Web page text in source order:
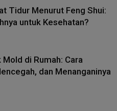
Tidur Menurut Feng Shui:
untuk Kesehatan?
Mold di Rumah: Cara
dan Menanganinya